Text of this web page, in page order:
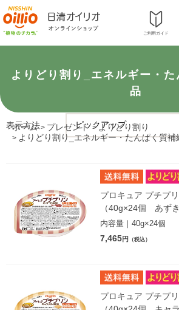
ご利用ガイド
よりどり割り_エネルギー・
品
表示方法
プロキュア プチプ
（40g×24個 あずき
内容量｜40g×24個
7,465円 （税込）
プロキュア プチプ
ホーム > プレゼント >よりどり割り
> よりどり割り_エネルギー・たんぱく質補